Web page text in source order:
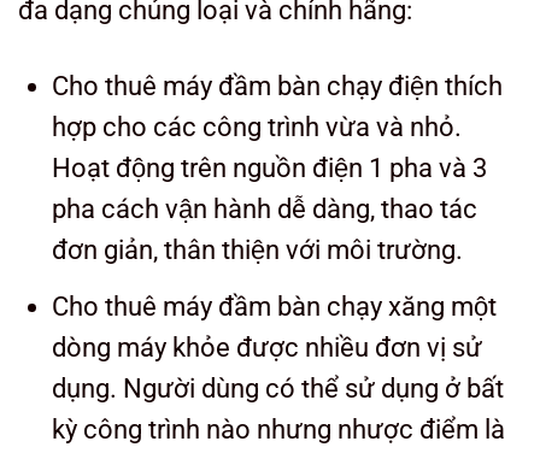
đa dạng chủng loại và chính hãng:
Cho thuê máy đầm bàn chạy điện thích
hợp cho các công trình vừa và nhỏ.
Hoạt động trên nguồn điện 1 pha và 3
pha cách vận hành dễ dàng, thao tác
đơn giản, thân thiện với môi trường.
Cho thuê máy đầm bàn chạy xăng một
dòng máy khỏe được nhiều đơn vị sử
dụng. Người dùng có thể sử dụng ở bất
kỳ công trình nào nhưng nhược điểm là